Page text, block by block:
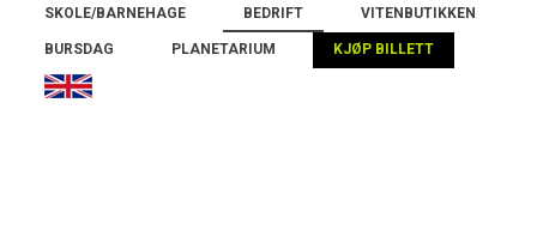
Main
navigation
SKOLE/BARNEHAGE BEDRIFT VITENBUTIKKEN
BURSDAG PLANETARIUM KJØP BILLETT